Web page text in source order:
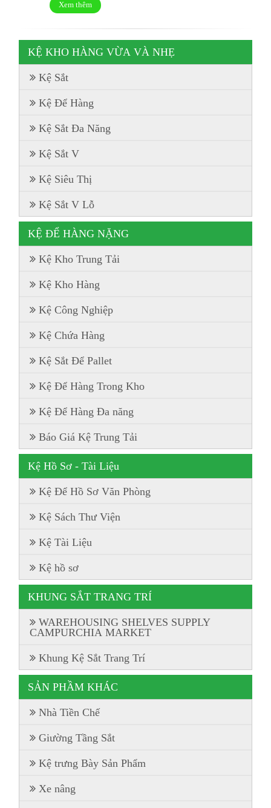
Xem thêm
KỆ KHO HÀNG VỪA VÀ NHẸ
Kệ Sắt
Kệ Để Hàng
Kệ Sắt Đa Năng
Kệ Sắt V
Kệ Siêu Thị
Kệ Sắt V Lỗ
KỆ ĐỂ HÀNG NẶNG
Kệ Kho Trung Tải
Kệ Kho Hàng
Kệ Công Nghiệp
Kệ Chứa Hàng
Kệ Sắt Để Pallet
Kệ Để Hàng Trong Kho
Kệ Để Hàng Đa năng
Báo Giá Kệ Trung Tải
Kệ Hồ Sơ - Tài Liệu
Kệ Để Hồ Sơ Văn Phòng
Kệ Sách Thư Viện
Kệ Tài Liệu
Kệ hồ sơ
KHUNG SẮT TRANG TRÍ
WAREHOUSING SHELVES SUPPLY
CAMPURCHIA MARKET
Khung Kệ Sắt Trang Trí
SẢN PHẦM KHÁC
Nhà Tiền Chế
Giường Tầng Sắt
Kệ trưng Bày Sản Phẩm
Xe nâng